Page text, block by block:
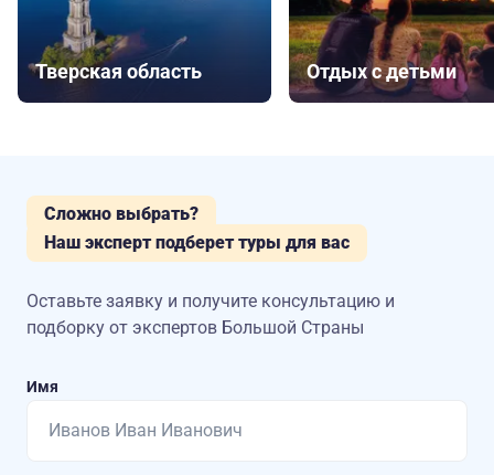
Тверская область Отдых с детьми
Сложно выбрать?
Наш эксперт подберет туры для вас
Оставьте заявку и получите консультацию и
подборку от экспертов Большой Страны
Имя